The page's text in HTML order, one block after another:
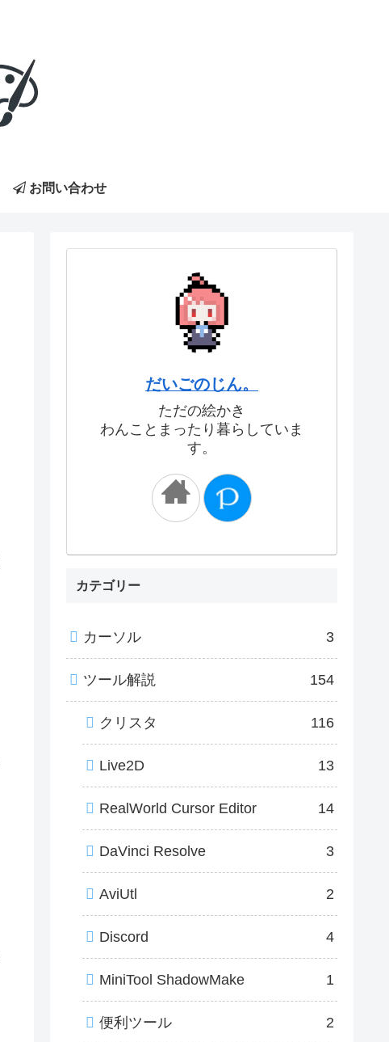
お問い合わせ
だいごのじん。
ただの絵かき
わんことまったり暮らしていま
す。
カテゴリー
カーソル 3
ツール解説 154
クリスタ 116
Live2D 13
RealWorld Cursor Editor 14
DaVinci Resolve 3
AviUtl 2
Discord 4
MiniTool ShadowMake 1
便利ツール 2